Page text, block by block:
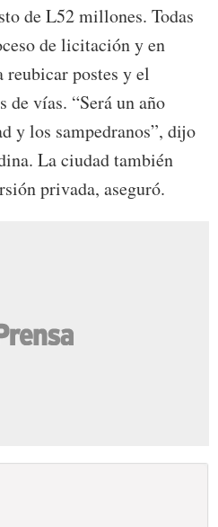
de L52 millones. Todas
de licitación y en
reubicar postes y el
de vías. “Será un año
y los sampedranos”, dijo
La ciudad también
privada, aseguró.